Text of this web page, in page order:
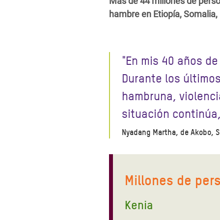
hambre en Etiopía,
"En mis 40 años
Durante los
hambruna,
situación
Nyadang Martha, de Akobo,
Millones de
Kenia